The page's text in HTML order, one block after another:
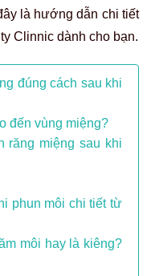
là hướng dẫn chi tiết
Clinnic dành cho bạn.
đúng cách sau khi
đến vùng miệng?
răng miệng sau khi
phun môi chi tiết từ
môi hay là kiêng?